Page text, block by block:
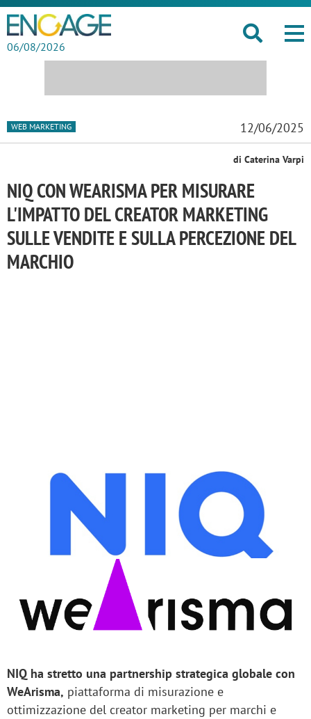
06/08/2026
WEB MARKETING 12/06/2025
di Caterina Varpi
NIQ CON WEARISMA PER MISURARE
L'IMPATTO DEL CREATOR MARKETING
SULLE VENDITE E SULLA PERCEZIONE DEL
MARCHIO
NIQ ha stretto una partnership strategica globale con
WeArisma, piattaforma di misurazione e
ottimizzazione del creator marketing per marchi e